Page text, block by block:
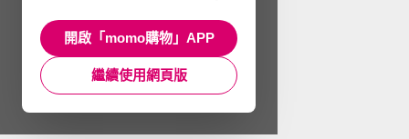
開啟「momo購物」APP
繼續使用網頁版